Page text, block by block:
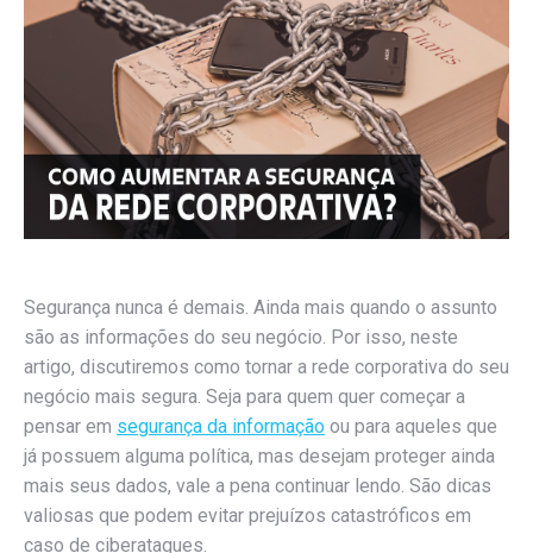
Segurança nunca é demais. Ainda mais quando o assunto
são as informações do seu negócio. Por isso, neste
artigo, discutiremos como tornar a rede corporativa do seu
negócio mais segura. Seja para quem quer começar a
pensar em segurança da informação ou para aqueles que
já possuem alguma política, mas desejam proteger ainda
mais seus dados, vale a pena continuar lendo. São dicas
valiosas que podem evitar prejuízos catastróficos em
caso de ciberataques.